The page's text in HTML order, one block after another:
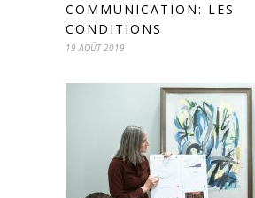
COMMUNICATION: LES
CONDITIONS
19 AOÛT 2019